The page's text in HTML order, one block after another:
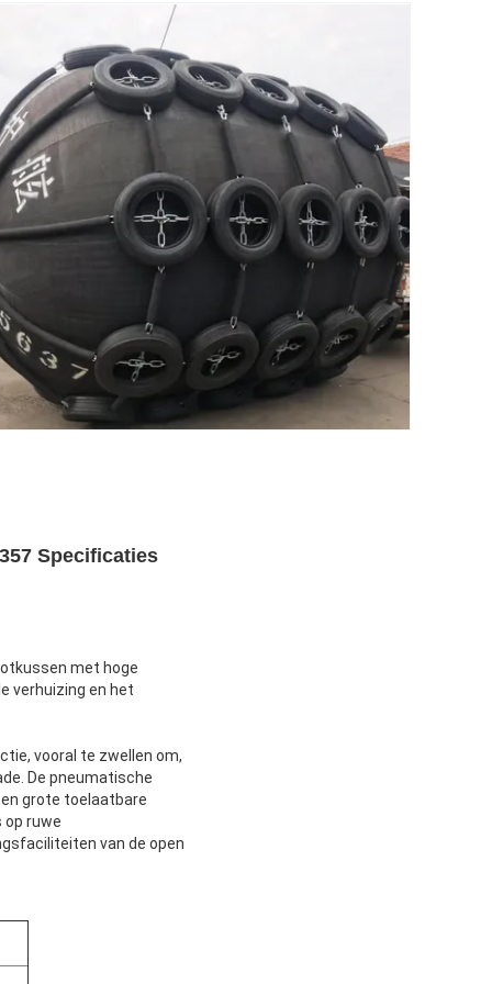
Specificaties
met hoge
verhuizing en het
vooral te zwellen om,
De pneumatische
grote toelaatbare
ruwe
van de open